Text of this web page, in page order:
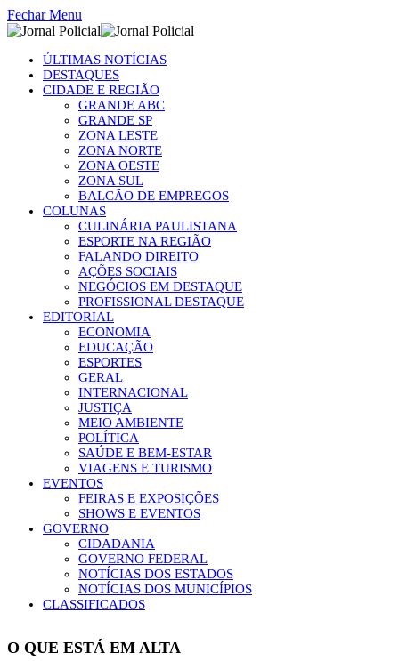
Fechar Menu
ÚLTIMAS NOTÍCIAS
DESTAQUES
CIDADE E REGIÃO
GRANDE ABC
GRANDE SP
ZONA LESTE
ZONA NORTE
ZONA OESTE
ZONA SUL
BALCÃO DE EMPREGOS
COLUNAS
CULINÁRIA PAULISTANA
ESPORTE NA REGIÃO
FALANDO DIREITO
AÇÕES SOCIAIS
NEGÓCIOS EM DESTAQUE
PROFISSIONAL DESTAQUE
EDITORIAL
ECONOMIA
EDUCAÇÃO
ESPORTES
GERAL
INTERNACIONAL
JUSTIÇA
MEIO AMBIENTE
POLÍTICA
SAÚDE E BEM-ESTAR
VIAGENS E TURISMO
EVENTOS
FEIRAS E EXPOSIÇÕES
SHOWS E EVENTOS
GOVERNO
CIDADANIA
GOVERNO FEDERAL
NOTÍCIAS DOS ESTADOS
NOTÍCIAS DOS MUNICÍPIOS
CLASSIFICADOS
O QUE ESTÁ EM ALTA